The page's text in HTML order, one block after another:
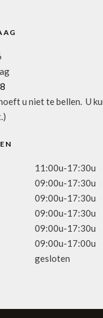
u niet te bellen. U
11:00u-17:30u
09:00u-17:30u
09:00u-17:30u
09:00u-17:30u
09:00u-17:30u
09:00u-17:00u
gesloten